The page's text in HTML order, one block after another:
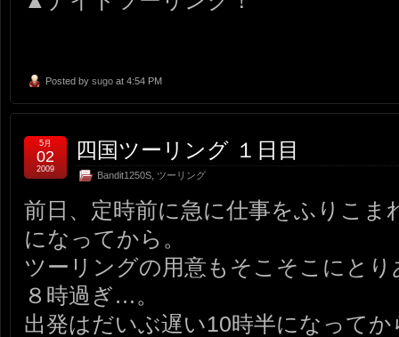
Posted by sugo at 4:54 PM
四国ツーリング １日目
Bandit1250S ツーリング
5月
02
2009
前日、定時前に急に仕事をふりこま
になってから。
ツーリングの用意もそこそこにと
８時過ぎ…。
出発はだいぶ遅い10時半になって